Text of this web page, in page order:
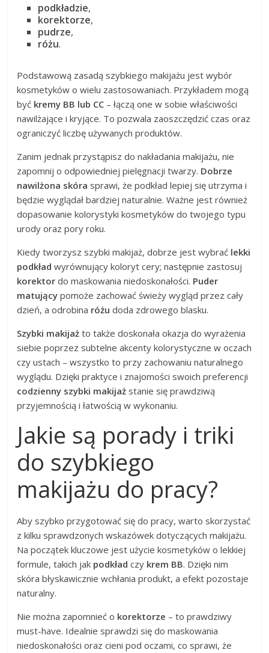
podkładzie,
korektorze,
pudrze,
różu.
Podstawową zasadą szybkiego makijażu jest wybór
kosmetyków o wielu zastosowaniach. Przykładem mogą
być kremy BB lub CC – łączą one w sobie właściwości
nawilżające i kryjące. To pozwala zaoszczędzić czas oraz
ograniczyć liczbę używanych produktów.
Zanim jednak przystąpisz do nakładania makijażu, nie
zapomnij o odpowiedniej pielęgnacji twarzy. Dobrze
nawilżona skóra sprawi, że podkład lepiej się utrzyma i
będzie wyglądał bardziej naturalnie. Ważne jest również
dopasowanie kolorystyki kosmetyków do twojego typu
urody oraz pory roku.
Kiedy tworzysz szybki makijaż, dobrze jest wybrać lekki
podkład wyrównujący koloryt cery; następnie zastosuj
korektor do maskowania niedoskonałości. Puder
matujący pomoże zachować świeży wygląd przez cały
dzień, a odrobina różu doda zdrowego blasku.
Szybki makijaż to także doskonała okazja do wyrażenia
siebie poprzez subtelne akcenty kolorystyczne w oczach
czy ustach – wszystko to przy zachowaniu naturalnego
wyglądu. Dzięki praktyce i znajomości swoich preferencji
codzienny szybki makijaż stanie się prawdziwą
przyjemnością i łatwością w wykonaniu.
Jakie są porady i triki
do szybkiego
makijażu do pracy?
Aby szybko przygotować się do pracy, warto skorzystać
z kilku sprawdzonych wskazówek dotyczących makijażu.
Na początek kluczowe jest użycie kosmetyków o lekkiej
formule, takich jak podkład czy krem BB. Dzięki nim
skóra błyskawicznie wchłania produkt, a efekt pozostaje
naturalny.
Nie można zapomnieć o korektorze – to prawdziwy
must-have. Idealnie sprawdzi się do maskowania
niedoskonałości oraz cieni pod oczami, co sprawi, że